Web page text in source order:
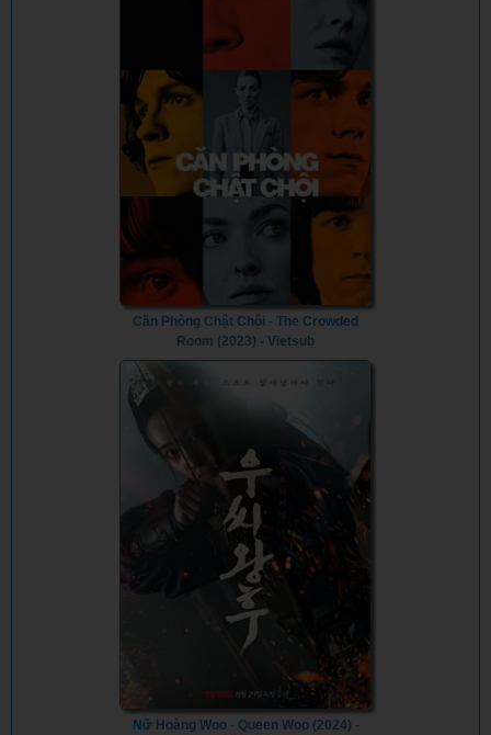
Căn Phòng Chật Chội - The Crowded
Room (2023) - Vietsub
Nữ Hoàng Woo - Queen Woo (2024) -